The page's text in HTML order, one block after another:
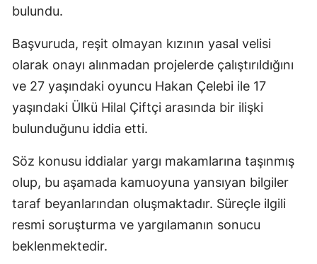
bulundu.
Başvuruda, reşit olmayan kızının yasal velisi
olarak onayı alınmadan projelerde çalıştırıldığını
ve 27 yaşındaki oyuncu Hakan Çelebi ile 17
yaşındaki Ülkü Hilal Çiftçi arasında bir ilişki
bulunduğunu iddia etti.
Söz konusu iddialar yargı makamlarına taşınmış
olup, bu aşamada kamuoyuna yansıyan bilgiler
taraf beyanlarından oluşmaktadır. Süreçle ilgili
resmi soruşturma ve yargılamanın sonucu
beklenmektedir.